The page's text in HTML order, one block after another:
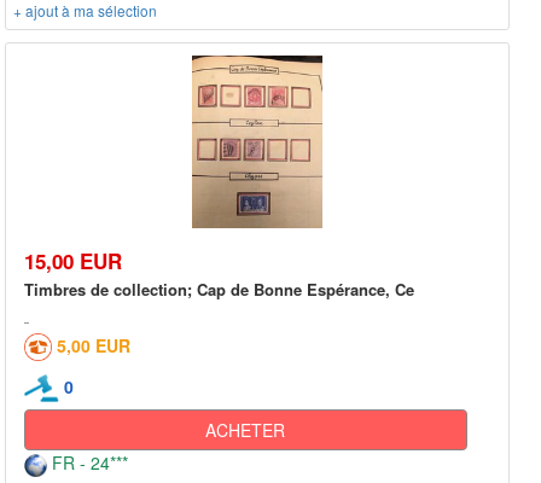
+ ajout à ma sélection
15,00 EUR
Timbres de collection; Cap de Bonne Espérance, Ce
5,00 EUR
0
ACHETER
FR - 24***